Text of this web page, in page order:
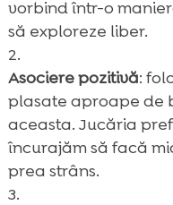
vorbind într-o
să exploreze liber.
Asociere pozitivă:
plasate aproape de
aceasta. Jucăria
încurajăm să facă
prea strâns.